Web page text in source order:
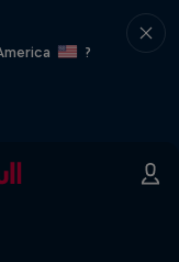
?